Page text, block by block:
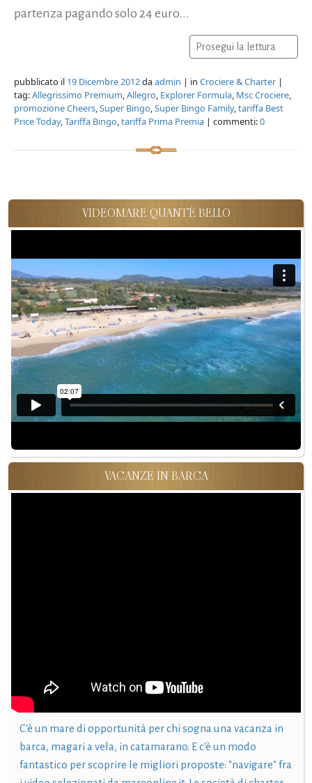
partenza pagando solo 24 euro...
Prosegui la lettura
pubblicato il 19 Dicembre 2012daadmin | in Crociere & Charter |
tag:Allegrissimo Premium,Allegro, Explorer Formula, Msc Crociere,
promozione Cheers,Super Bingo,Super Bingo Family,tariffa Best
Price Today,Tariffa Bingo,tariffa Prima Premia | commenti:0
VIDEOMARE QUANT'È BELLO
VACANZE IN BARCA
C'è un mare di opportunità per chi sogna una vacanza in
barca, magari a vela, in catamarano. E c'è un modo
fantastico per scoprire le migliori proposte: "navigare" fra